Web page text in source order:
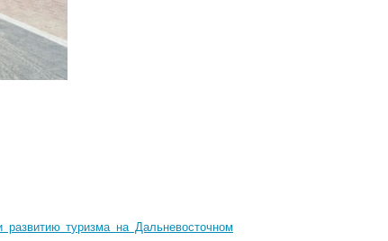
туризма на Дальневосточном